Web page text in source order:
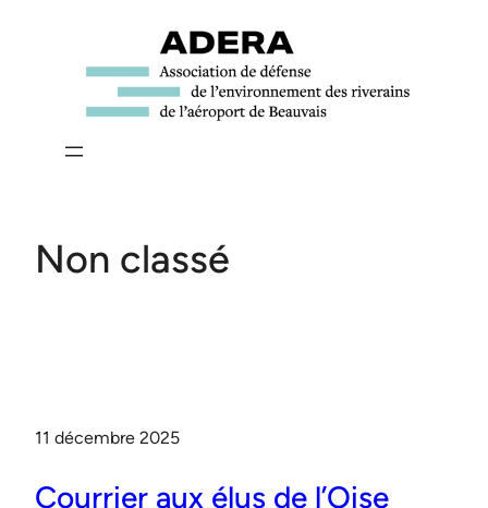
Non classé
11 décembre 2025
Courrier aux élus de l’Oise